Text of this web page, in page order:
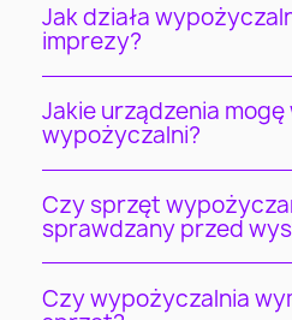
Jak działa
imprezy?
Jakie urządzenia
wypożyczalni?
Czy sprzęt
sprawdzany przed
Czy wypożyczalnia